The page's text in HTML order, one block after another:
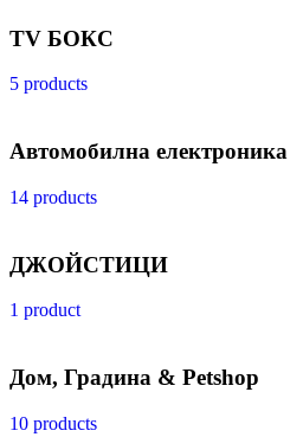
TV БОКС
5 products
Автомобилна електроника
14 products
ДЖОЙСТИЦИ
1 product
Дом, Градина & Petshop
10 products